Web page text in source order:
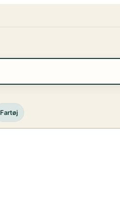
Fartøj